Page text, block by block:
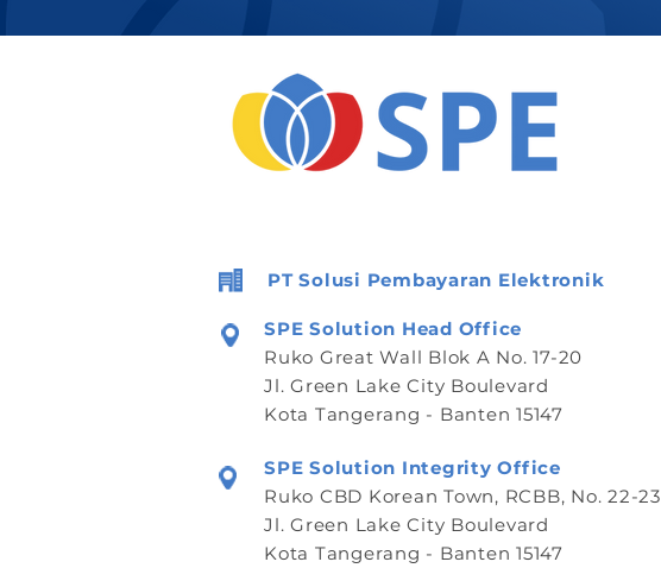
PT Solusi Pembayaran Elektronik
SPE Solution Head Office
Ruko Great Wall Blok A No. 17-20
Jl. Green Lake City Boulevard
Kota Tangerang - Banten 15147
SPE Solution Integrity Office
Ruko CBD Korean Town, RCBB, No. 22-23
Jl. Green Lake City Boulevard
Kota Tangerang - Banten 15147